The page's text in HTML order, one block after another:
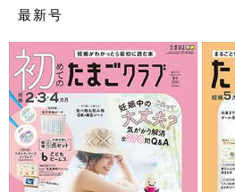
最新号